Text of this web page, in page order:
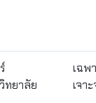
ทยาลัย
เฉพ
เจา